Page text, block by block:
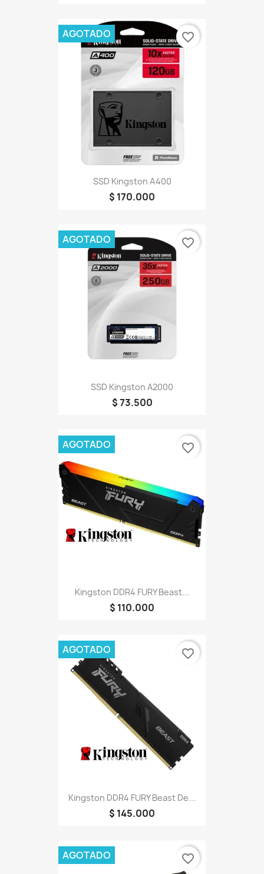
SSD Kingston A400
$ 170.000
AGOTADO favorite_border
SSD Kingston A2000
$ 73.500
AGOTADO favorite_border
Kingston DDR4 FURY Beast...
$ 110.000
AGOTADO favorite_border
Kingston DDR4 FURY Beast De...
$ 145.000
AGOTADO favorite_border
AGOTADO favorite_border